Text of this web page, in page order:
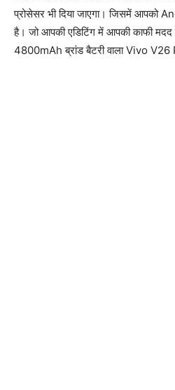
प्रोसेसर भी दिया जाएगा। जिसमें आपको
है। जो आपकी एडिटिंग में आपकी काफी
4800mAh ब्रांड बैटरी वाला Vivo V26